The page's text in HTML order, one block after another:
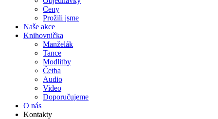
Ceny
Prožili jsme
Naše akce
Knihov­nička
Manželák
Tance
Modlitby
Četba
Audio
Video
Doporu­čujeme
O nás
Kontakty